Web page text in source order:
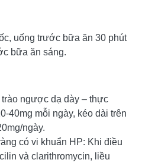
uống trước bữa ăn 30 phút
bữa ăn sáng.
ngược dạ dày – thực
40mg mỗi ngày, kéo dài trên
ngày.
có vi khuẩn HP: Khi điều
và clarithromycin, liều